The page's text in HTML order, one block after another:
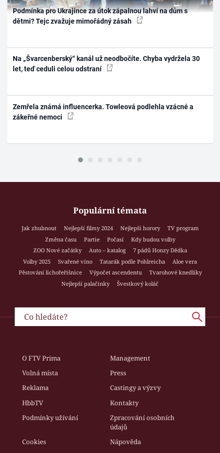
Podmínka pro Ukrajince za útok zápalnou lahví na dům s
dětmi? Tejc zvažuje mimořádný zásah
Na „Švarcenberský“ kanál už neodbočíte. Chyba vydržela 30
let, teď ceduli celou odstraní
Zemřela známá influencerka. Towleová podlehla vzácné a
zákeřné nemoci
Populární témata
Jak zhubnout Nejlepší filmy 2024 Nejlepší horory
TV program
Změna času
Partie Počasí
Kdy budou volby
ZOO Nové začátky
Auto – katalog
7 pádů Honzy Dědka
Volby 2025
Svařené víno Tatarák podle Pohlreicha
Aloe vera
Pěstování lichořeřišnice
Výpočet ascendentu
Tvarohové knedlíky
Nejlepší palačinky
Švestkový koláč
O FTV Prima
Management
Volná místa
Press
Reklama
Castingy a výzvy
HbbTV
Kontakty
Podmínky užívání
Zpracování osobních
údajů
Cookies
Nápověda